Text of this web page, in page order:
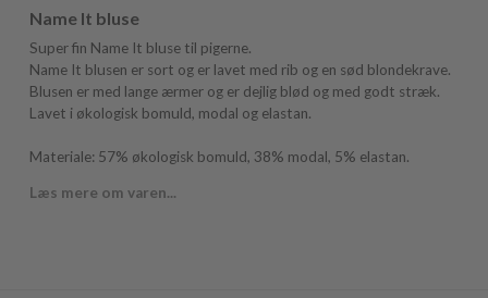
Name It bluse
Super fin Name It bluse til pigerne.
Name It blusen er sort og er lavet med rib og en sød blondekrave.
Blusen er med lange ærmer og er dejlig blød og med godt stræk.
Lavet i økologisk bomuld, modal og elastan.
Materiale: 57% økologisk bomuld, 38% modal, 5% elastan.
Læs mere om varen...